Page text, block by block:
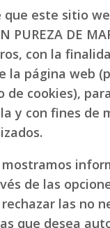
que este sitio
PUREZA DE
con la
la página web
de cookies),
y con fines de
de las
las no
que desea